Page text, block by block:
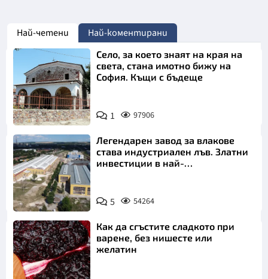
Най-четени Най-коментирани
Село, за което знаят на края на
света, стана имотно бижу на
София. Къщи с бъдеще
1 97906
Легендарен завод за влакове
става индустриален лъв. Златни
инвестиции в най-
5 54264
Как да сгъстите сладкото при
варене, без нишесте или
желатин